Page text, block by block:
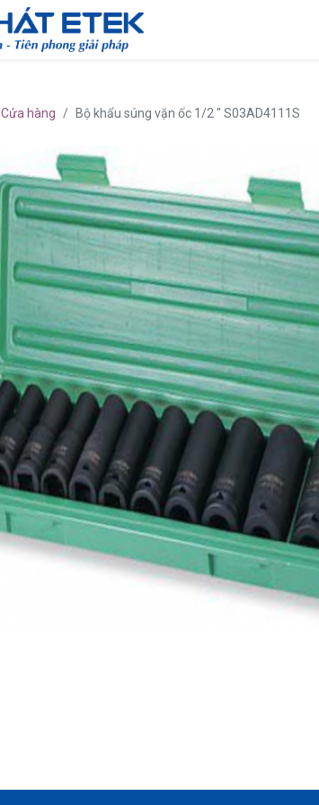
Cửa hàng Bộ khẩu súng vặn ốc 1/2 " S03AD4111S